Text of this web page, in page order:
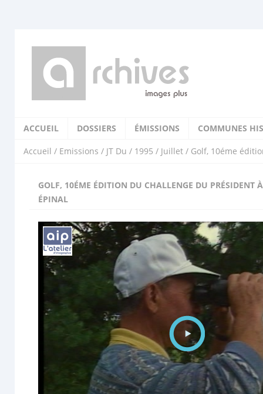
ACCUEIL DOSSIERS ÉMISSIONS COMMUNES
Accueil / Emissions / JT Du / 1995 / Juillet / Golf, 10éme
GOLF, 10ÉME ÉDITION DU CHALLENGE DU PRÉSIDENT À
ÉPINAL